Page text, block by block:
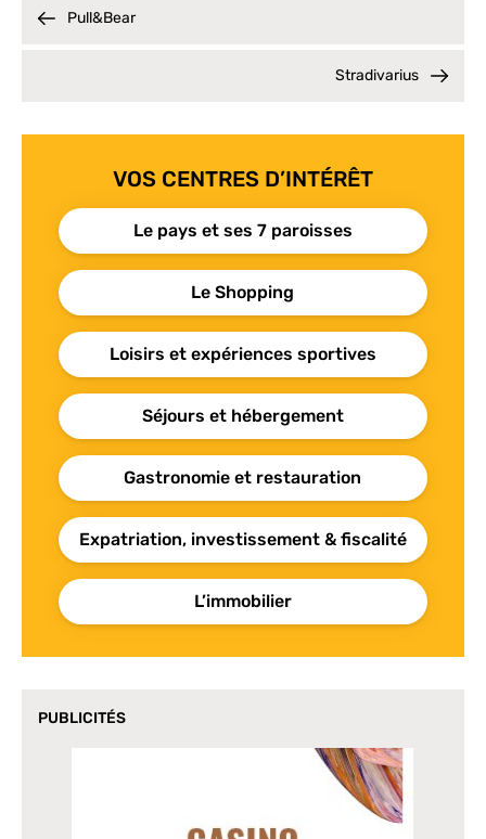
VOS CENTRES D’INTÉRÊT
Le pays et ses 7 paroisses
Le Shopping
Loisirs et expériences sportives
Séjours et hébergement
Gastronomie et restauration
Expatriation, investissement & fiscalité
L’immobilier
PUBLICITÉS
Pull&Bear
Stradivarius